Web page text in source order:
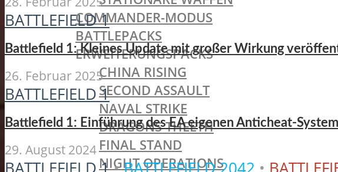
COMMANDER-MODUS
BATTLEPACKS
ERWEITERUNGSPACKS
CHINA RISING
SECOND ASSAULT
NAVAL STRIKE
DRAGONS THEETH
FINAL STAND
NIGHT OPERATIONS
BATTLEFIELD 1
Battlefield 1: Kleines Update mit großer Wirkung
26. Februar 2025
BATTLEFIELD 1
Battlefield 1: Einführung des EA eigenen Anticheat-
29. August 2024